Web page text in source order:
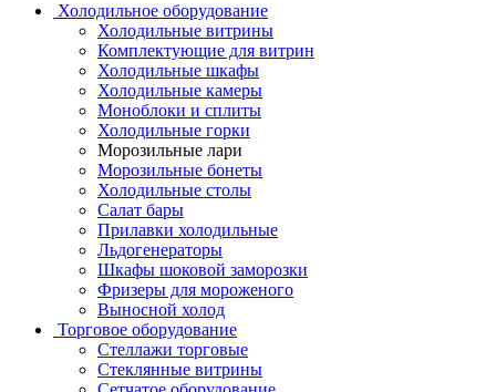
Холодильное оборудование
Холодильные витрины
Комплектующие для витрин
Холодильные шкафы
Холодильные камеры
Моноблоки и сплиты
Холодильные горки
Морозильные лари
Морозильные бонеты
Холодильные столы
Салат бары
Прилавки холодильные
Льдогенераторы
Шкафы шоковой заморозки
Фризеры для мороженого
Выносной холод
Торговое оборудование
Стеллажи торговые
Стеклянные витрины